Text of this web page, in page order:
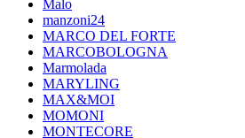
Malo
manzoni24
MARCO DEL FORTE
MARCOBOLOGNA
Marmolada
MARYLING
MAX&MOI
MOMONI
MONTECORE